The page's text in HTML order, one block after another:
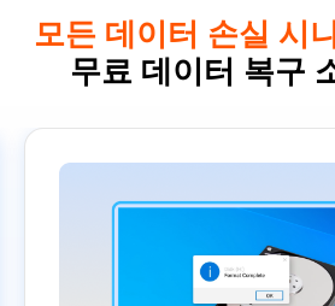
모든 데이터 손실 시
무료 데이터 복구